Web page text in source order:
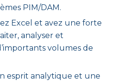
PIM/DAM.
Excel et avez une forte
analyser et
volumes de
esprit analytique et une